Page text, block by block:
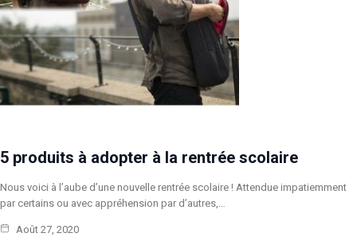
5 produits à adopter à la rentrée scolaire
Nous voici à l’aube d’une nouvelle rentrée scolaire ! Attendue impatiemment
par certains ou avec appréhension par d’autres,…
Août 27, 2020